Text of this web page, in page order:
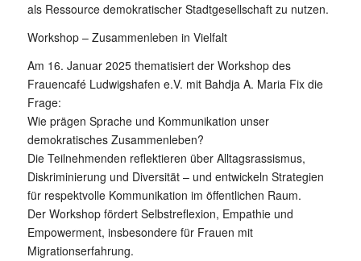
als Ressource demokratischer Stadtgesellschaft zu nutzen.
Workshop – Zusammenleben in Vielfalt
Am 16. Januar 2025 thematisiert der Workshop des
Frauencafé Ludwigshafen e.V. mit Bahdja A. Maria Fix die
Frage:
Wie prägen Sprache und Kommunikation unser
demokratisches Zusammenleben?
Die Teilnehmenden reflektieren über Alltagsrassismus,
Diskriminierung und Diversität – und entwickeln Strategien
für respektvolle Kommunikation im öffentlichen Raum.
Der Workshop fördert Selbstreflexion, Empathie und
Empowerment, insbesondere für Frauen mit
Migrationserfahrung.